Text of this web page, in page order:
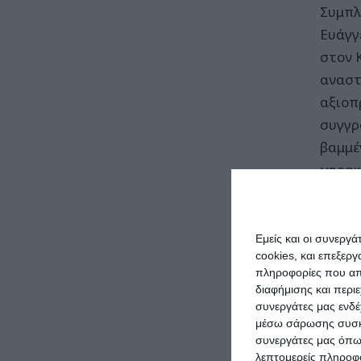
Εμείς και οι
cookies, και
πληροφορίες που
διαφήμισης και
συνεργάτες μας
μέσω σάρωσης
συνεργάτες μας
λεπτομερείς
στον
την